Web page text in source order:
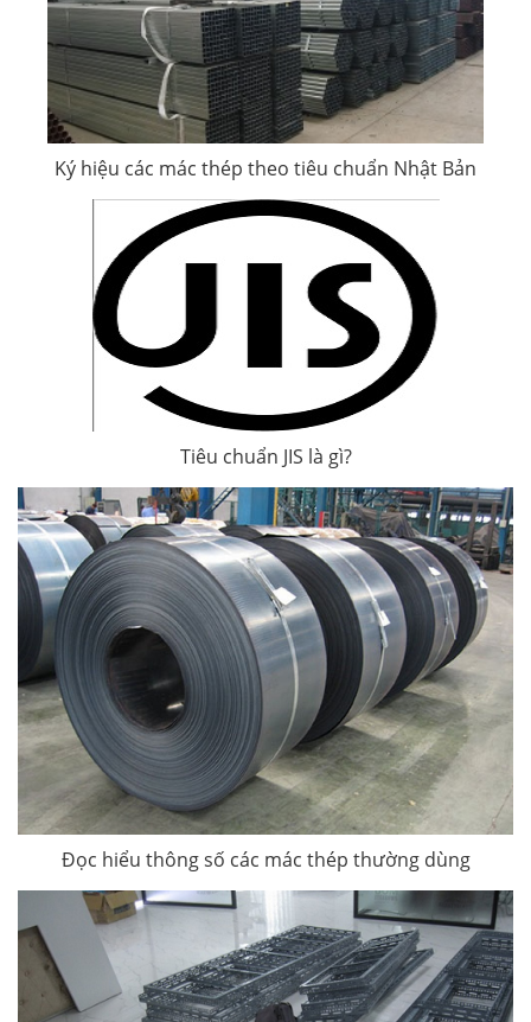
Ký hiệu các mác thép theo tiêu chuẩn Nhật Bản
Tiêu chuẩn JIS là gì?
Đọc hiểu thông số các mác thép thường dùng